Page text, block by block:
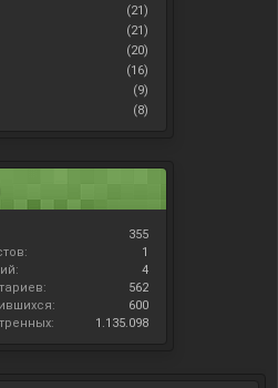
(21)
(21)
(20)
(16)
(9)
(8)
355
1
4
562
600
1.135.098